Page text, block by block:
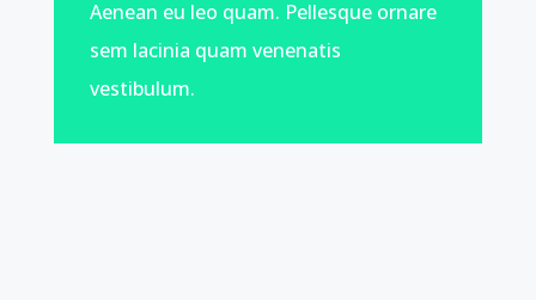
Aenean eu leo quam. Pellesque ornare
sem lacinia quam venenatis
vestibulum.